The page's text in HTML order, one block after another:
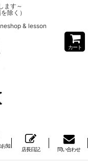
す～
除く）
& lesson
カート
お知
店長日記 問い合わせ